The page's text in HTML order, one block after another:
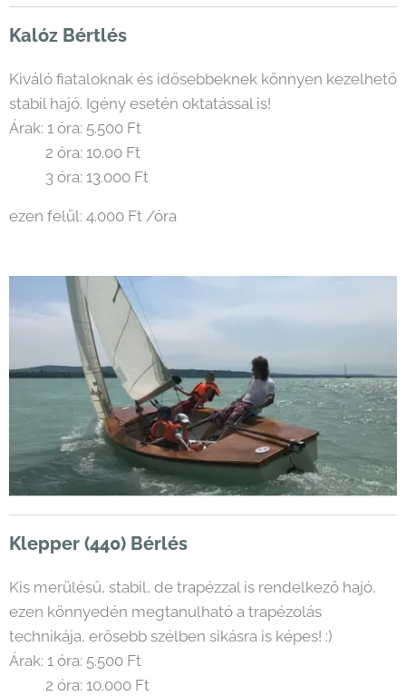
Kalóz Bértlés
Kiváló fiataloknak és idősebbeknek könnyen kezelhető
stabil hajó. Igény esetén oktatással is!
Árak: 1 óra: 5.500 Ft
2 óra: 10.00 Ft
3 óra: 13.000 Ft
ezen felül: 4.000 Ft /óra
Klepper (440) Bérlés
Kis merülésű, stabil, de trapézzal is rendelkező hajó,
ezen könnyedén megtanulható a trapézolás
technikája, erősebb szélben sikásra is képes! :)
Árak: 1 óra: 5.500 Ft
2 óra: 10.000 Ft